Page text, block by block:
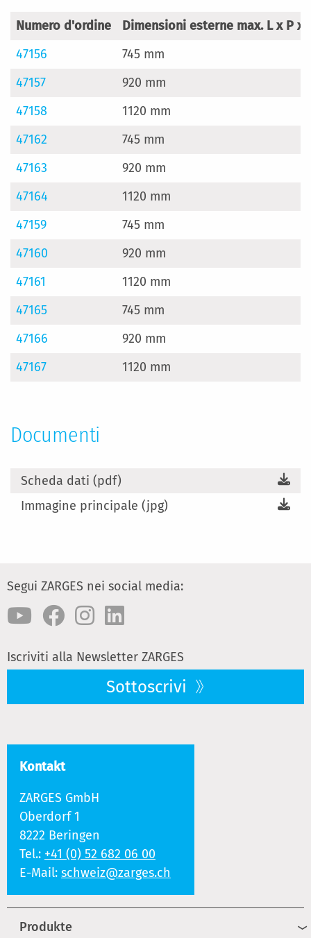
Numero d'ordine
Dimensioni esterne max. L x P x
47156
745 mm
47157
920 mm
47158
1120 mm
47162
745 mm
47163
920 mm
47164
1120 mm
47159
745 mm
47160
920 mm
47161
1120 mm
47165
745 mm
47166
920 mm
47167
1120 mm
Documenti
Scheda dati (pdf)
Immagine principale (jpg)
Segui ZARGES nei social media:
Iscriviti alla Newsletter ZARGES
Sottoscrivi
Kontakt
ZARGES GmbH
Oberdorf 1
8222 Beringen
Tel.: +41 (0) 52 682 06 00
E-Mail: schweiz@zarges.ch
Produkte